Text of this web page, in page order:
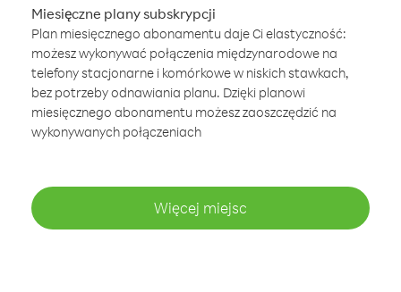
Miesięczne plany subskrypcji
Plan miesięcznego abonamentu daje Ci elastyczność:
możesz wykonywać połączenia międzynarodowe na
telefony stacjonarne i komórkowe w niskich stawkach,
bez potrzeby odnawiania planu. Dzięki planowi
miesięcznego abonamentu możesz zaoszczędzić na
wykonywanych połączeniach
Więcej miejsc